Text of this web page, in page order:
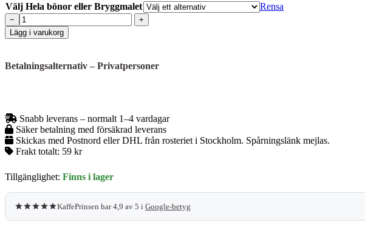
Välj Hela bönor eller Bryggmalet
Rensa
Lykke
Darkness
–
bryggkaffe
med
pekannöt
och
kakdeg
–
mängd
−
+
Lägg i varukorg
Betalningsalternativ – Privatpersoner
Snabb leverans – normalt 1–4 vardagar
Säker betalning med försäkrad leverans
Skickas med Postnord eller DHL från rosteriet i Stockholm. Spårningslänk mejlas.
Frakt totalt: 59 kr
Tillgänglighet: Finns i lager
KaffePrinsen har 4,9 av 5 i Google-betyg